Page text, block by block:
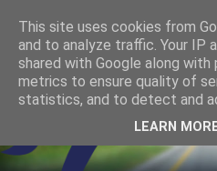
This site uses cookies from
and to analyze traffic. Your IP
shared with Google along
metrics to ensure quality of
statistics, and to detect and
LEARN